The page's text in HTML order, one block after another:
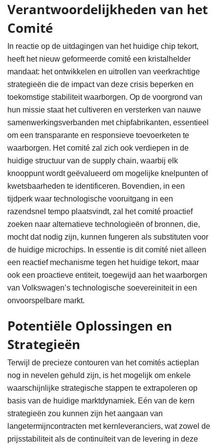
Verantwoordelijkheden van het
Comité
In reactie op de uitdagingen van het huidige chip tekort,
heeft het nieuw geformeerde comité een kristalhelder
mandaat: het ontwikkelen en uitrollen van veerkrachtige
strategieën die de impact van deze crisis beperken en
toekomstige stabiliteit waarborgen. Op de voorgrond van
hun missie staat het cultiveren en versterken van nauwe
samenwerkingsverbanden met chipfabrikanten, essentieel
om een transparante en responsieve toevoerketen te
waarborgen. Het comité zal zich ook verdiepen in de
huidige structuur van de supply chain, waarbij elk
knooppunt wordt geëvalueerd om mogelijke knelpunten of
kwetsbaarheden te identificeren. Bovendien, in een
tijdperk waar technologische vooruitgang in een
razendsnel tempo plaatsvindt, zal het comité proactief
zoeken naar alternatieve technologieën of bronnen, die,
mocht dat nodig zijn, kunnen fungeren als substituten voor
de huidige microchips. In essentie is dit comité niet alleen
een reactief mechanisme tegen het huidige tekort, maar
ook een proactieve entiteit, toegewijd aan het waarborgen
van Volkswagen’s technologische soevereiniteit in een
onvoorspelbare markt.
Potentiële Oplossingen en
Strategieën
Terwijl de precieze contouren van het comités actieplan
nog in nevelen gehuld zijn, is het mogelijk om enkele
waarschijnlijke strategische stappen te extrapoleren op
basis van de huidige marktdynamiek. Eén van de kern
strategieën zou kunnen zijn het aangaan van
langetermijncontracten met kernleveranciers, wat zowel de
prijsstabiliteit als de continuïteit van de levering in deze